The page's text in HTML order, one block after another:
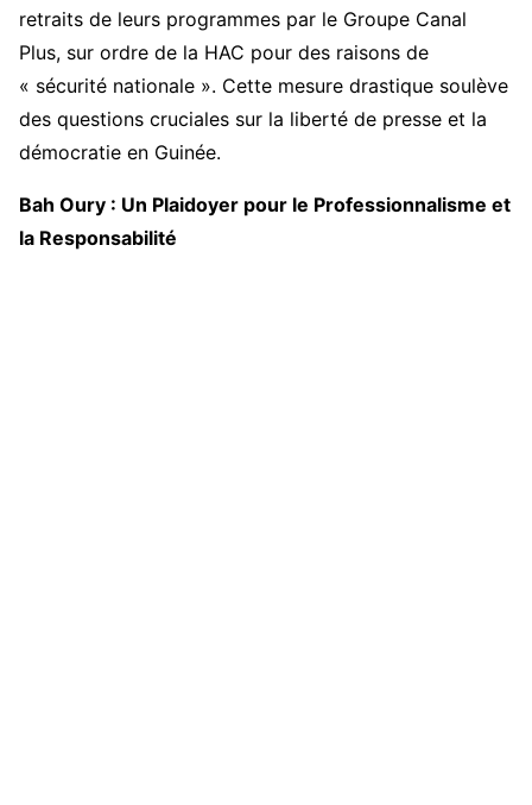
retraits de leurs programmes par le Groupe Canal
Plus, sur ordre de la HAC pour des raisons de
« sécurité nationale ». Cette mesure drastique soulève
des questions cruciales sur la liberté de presse et la
démocratie en Guinée.
Bah Oury : Un Plaidoyer pour le Professionnalisme et
la Responsabilité